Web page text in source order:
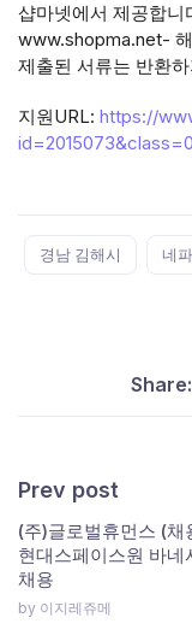
샵마넷에서 제공합
www.shopma.net-
제출된 서류는 반환
지원URL: https://
경남 김해시 네
Share:
Prev post
(주)글로벌휴먼스 (
현대스페이스원 바
채용
by 이지레쥬메